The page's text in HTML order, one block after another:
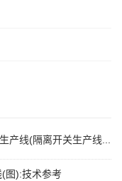
产线(隔离开关生产线...
图):技术参考